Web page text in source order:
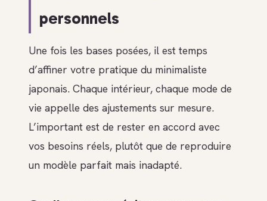
personnels
Une fois les bases posées, il est temps
d’affiner votre pratique du minimaliste
japonais. Chaque intérieur, chaque mode de
vie appelle des ajustements sur mesure.
L’important est de rester en accord avec
vos besoins réels, plutôt que de reproduire
un modèle parfait mais inadapté.